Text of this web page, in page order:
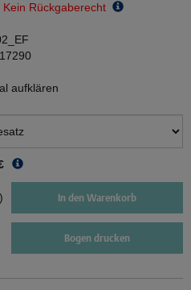
Rückgaberecht
aufklären
In den Warenkorb
Bogen drucken